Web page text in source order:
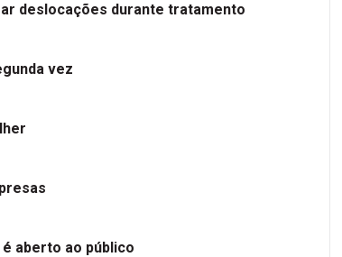
deslocações durante tratamento
vez
aberto ao público